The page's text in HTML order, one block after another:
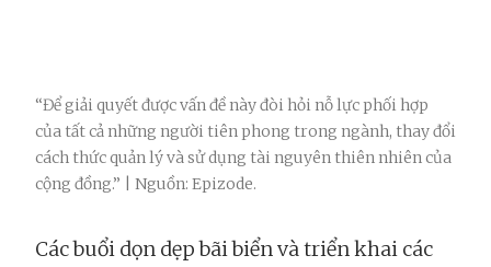
“Để giải quyết được vấn đề này đòi hỏi nỗ lực phối hợp
của tất cả những người tiên phong trong ngành, thay đổi
cách thức quản lý và sử dụng tài nguyên thiên nhiên của
cộng đồng.” | Nguồn: Epizode.
Các buổi dọn dẹp bãi biển và triển khai các